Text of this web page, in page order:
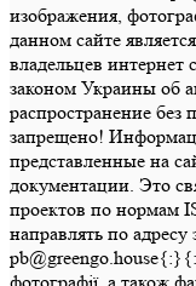
изображения,
данном сайте
владельцев
законом Украины об
распространение без
запрещено!
представленные на
документации. Это
проектов по нормам
направлять по
фотографії, а також